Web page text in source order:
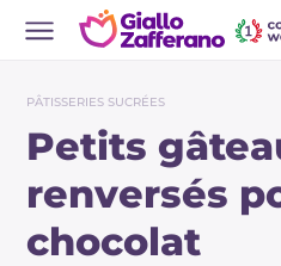
PÂTISSERIES SUCRÉES
Petits
renversés
chocolat